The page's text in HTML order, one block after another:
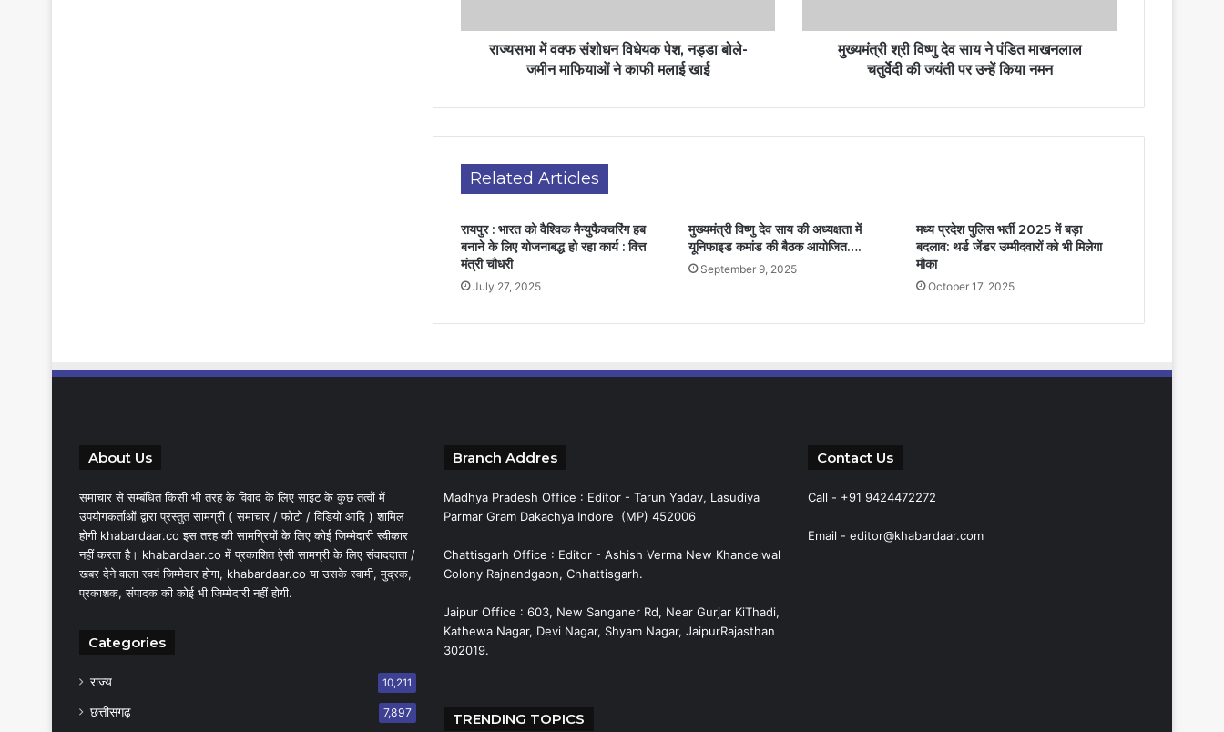
राज्यसभा में वक्फ संशोधन विधेयक पेश, नड्डा बोले-
जमीन माफियाओं ने काफी मलाई खाई
मुख्यमंत्री श्री विष्णु देव साय ने पंडित माखनलाल
चतुर्वेदी की जयंती पर उन्हें किया नमन
Related Articles
रायपुर : भारत को वैश्विक मैन्युफैक्चरिंग हब
बनाने के लिए योजनाबद्ध हो रहा कार्य : वित्त
मंत्री चौधरी
July 27, 2025
मुख्यमंत्री विष्णु देव साय की अध्यक्षता में
यूनिफाइड कमांड की बैठक आयोजित….
September 9, 2025
मध्य प्रदेश पुलिस भर्ती 2025 में बड़ा
बदलाव: थर्ड जेंडर उम्मीदवारों को भी मिलेगा
मौका
October 17, 2025
About Us
समाचार से सम्बंधित किसी भी तरह के विवाद के लिए साइट के कुछ तत्वों में
उपयोगकर्ताओं द्वारा प्रस्तुत सामग्री ( समाचार / फोटो / विडियो आदि ) शामिल
होगी khabardaar.co इस तरह की सामग्रियों के लिए कोई जिम्मेदारी स्वीकार
नहीं करता है। khabardaar.co में प्रकाशित ऐसी सामग्री के लिए संवाददाता /
खबर देने वाला स्वयं जिम्मेदार होगा, khabardaar.co या उसके स्वामी, मुद्रक,
प्रकाशक, संपादक की कोई भी जिम्मेदारी नहीं होगी.
Categories
राज्य 10,211
छत्तीसगढ़ 7,897
Branch Addres
Madhya Pradesh Office : Editor - Tarun Yadav, Lasudiya
Parmar Gram Dakachya Indore (MP) 452006
Chattisgarh Office : Editor - Ashish Verma New Khandelwal
Colony Rajnandgaon, Chhattisgarh.
Jaipur Office : 603, New Sanganer Rd, Near Gurjar KiThadi,
Kathewa Nagar, Devi Nagar, Shyam Nagar, JaipurRajasthan
302019.
TRENDING TOPICS
Contact Us
Call - +91 9424472272
Email - editor@khabardaar.com